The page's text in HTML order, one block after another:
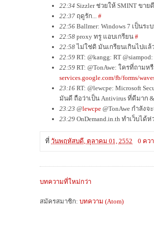
22:34 Sizzler ช่วยให้ SMINT ขาย
22:37 ฤดูรัก... #
22:56 Ballmer: Windows 7 เป็นร
22:58 proxy ทรู แอบเกรียน #
22:58 ไม่ใช่ดิ มันเกรียนเกินไปแล้
22:59 RT: @kangg: RT
22:59 RT: @TonAwe: ใครที่ถาม
services.google.com/fb/forms/
23:16 RT: @lewcpe: Microsoft
มันดี ถือว่าเป็น Antivirus ที่ดีมาก
23:23 @lewcpe @TonAwe กำลังจ
23:29 OnDemand.in.th ทำเว็บได้ห่
ที่ วันพฤหัสบดี, ตุลาคม 01, 2552 0 คว
บทความที่ใหม่กว่า
สมัครสมาชิก: บทความ (Atom)